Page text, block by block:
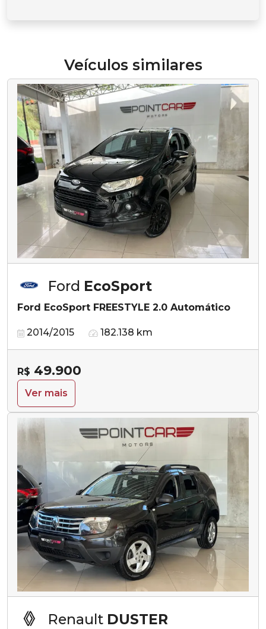
Veículos similares
Ford EcoSport
Ford EcoSport FREESTYLE 2.0 Automático
2014/2015 182.138 km
R$ 49.900
Ver mais
Renault DUSTER